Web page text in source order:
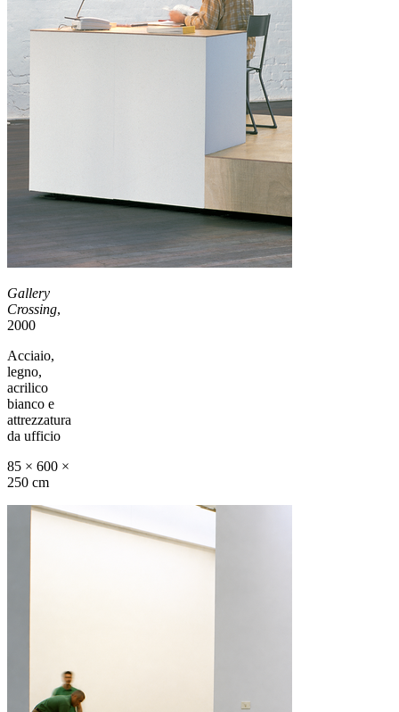
Gallery
Crossing,
2000
Acciaio,
legno,
acrilico
bianco e
attrezzatura
da ufficio
85 × 600 ×
250 cm